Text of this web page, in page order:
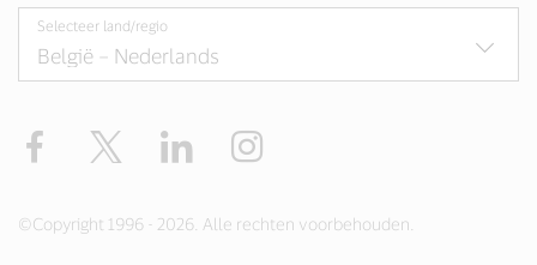
Selecteer land/regio
Facebook Twitter LinkedIn
©Copyright 1996 - 2026. Alle rechten voorbehouden.